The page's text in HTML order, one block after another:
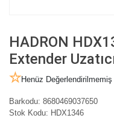
HADRON
Extender
Henüz Değerlendirilmemiş
Barkodu: 8680469037650
Stok Kodu: HDX1346